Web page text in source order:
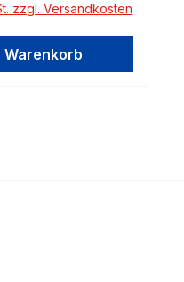
zzgl. Versandkosten
Warenkorb